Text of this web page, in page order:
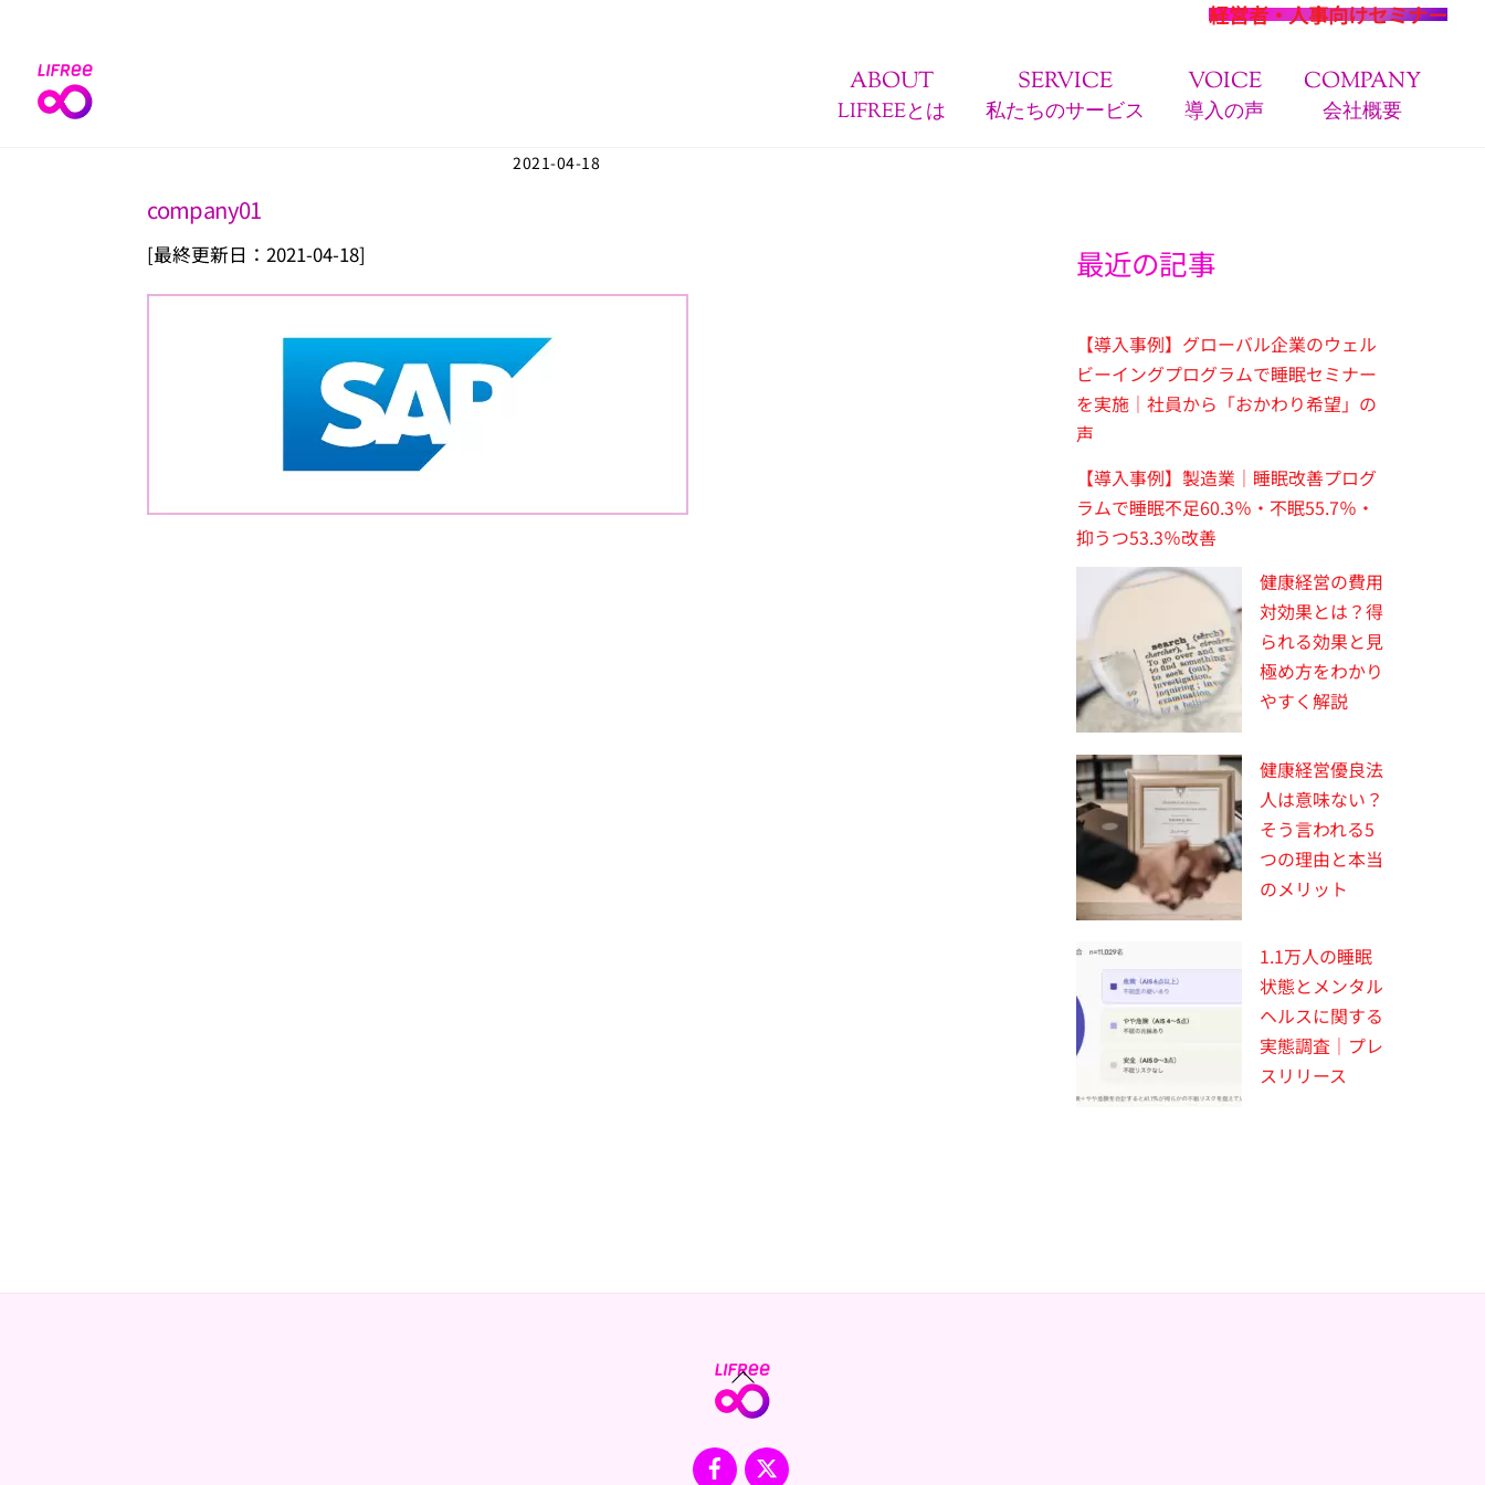
content
経営者・人事向けセミナー
ABOUT
LIFREEとは
SERVICE
私たちのサービス
VOICE
導入の声
COMPANY
会社概要
2021-04-18
company01
[最終更新日：2021-04-18] 最近の記事
【導入事例】グローバル企業のウェル
ビーイングプログラムで睡眠セミナー
を実施｜社員から「おかわり希望」の
声
【導入事例】製造業｜睡眠改善プログ
ラムで睡眠不足60.3％・不眠55.7％・
抑うつ53.3％改善
健康経営の費用
対効果とは？得
られる効果と見
極め方をわかり
やすく解説
健康経営優良法
人は意味ない？
そう言われる5
つの理由と本当
のメリット
1.1万人の睡眠
状態とメンタル
ヘルスに関する
実態調査｜プレ
スリリース
Back
To
Facebook
X